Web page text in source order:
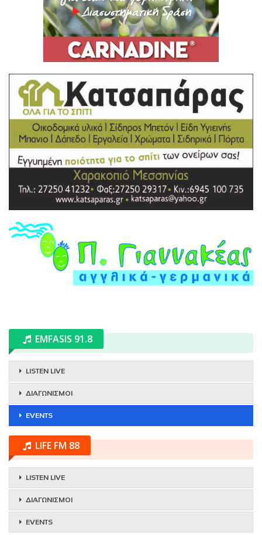
EMFASIS 91.8
LISTEN LIVE
ΔΙΑΓΩΝΙΣΜΟΙ
EVENTS
LIFE FM 88
LISTEN LIVE
ΔΙΑΓΩΝΙΣΜΟΙ
EVENTS